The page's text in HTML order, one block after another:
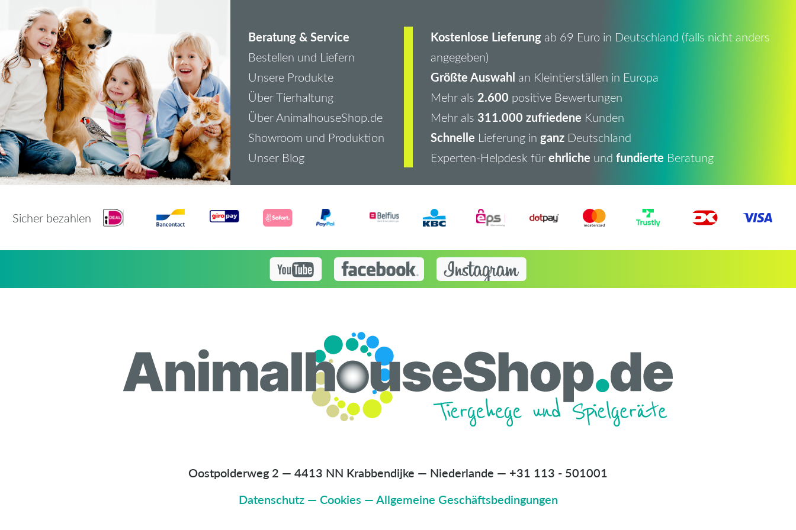
Beratung & Service
Bestellen und Liefern
Unsere Produkte
Über Tierhaltung
Über AnimalhouseShop.de
Showroom und Produktion
Unser Blog
Kostenlose Lieferungab 69 Euro in Deutschland (falls nicht anders
angegeben)
Größte Auswahl an Kleintierställen in Europa
Mehr als 2.600 positive Bewertungen
Mehr als 311.000 zufriedene Kunden
Schnelle Lieferung in ganzDeutschland
Experten-Helpdesk fürehrliche und fundierte Beratung
Sicher bezahlen
Oostpolderweg 2 — 4413 NN Krabbendijke — Niederlande — +31 113 - 501001
Datenschutz— Cookies —Allgemeine Geschäftsbedingungen